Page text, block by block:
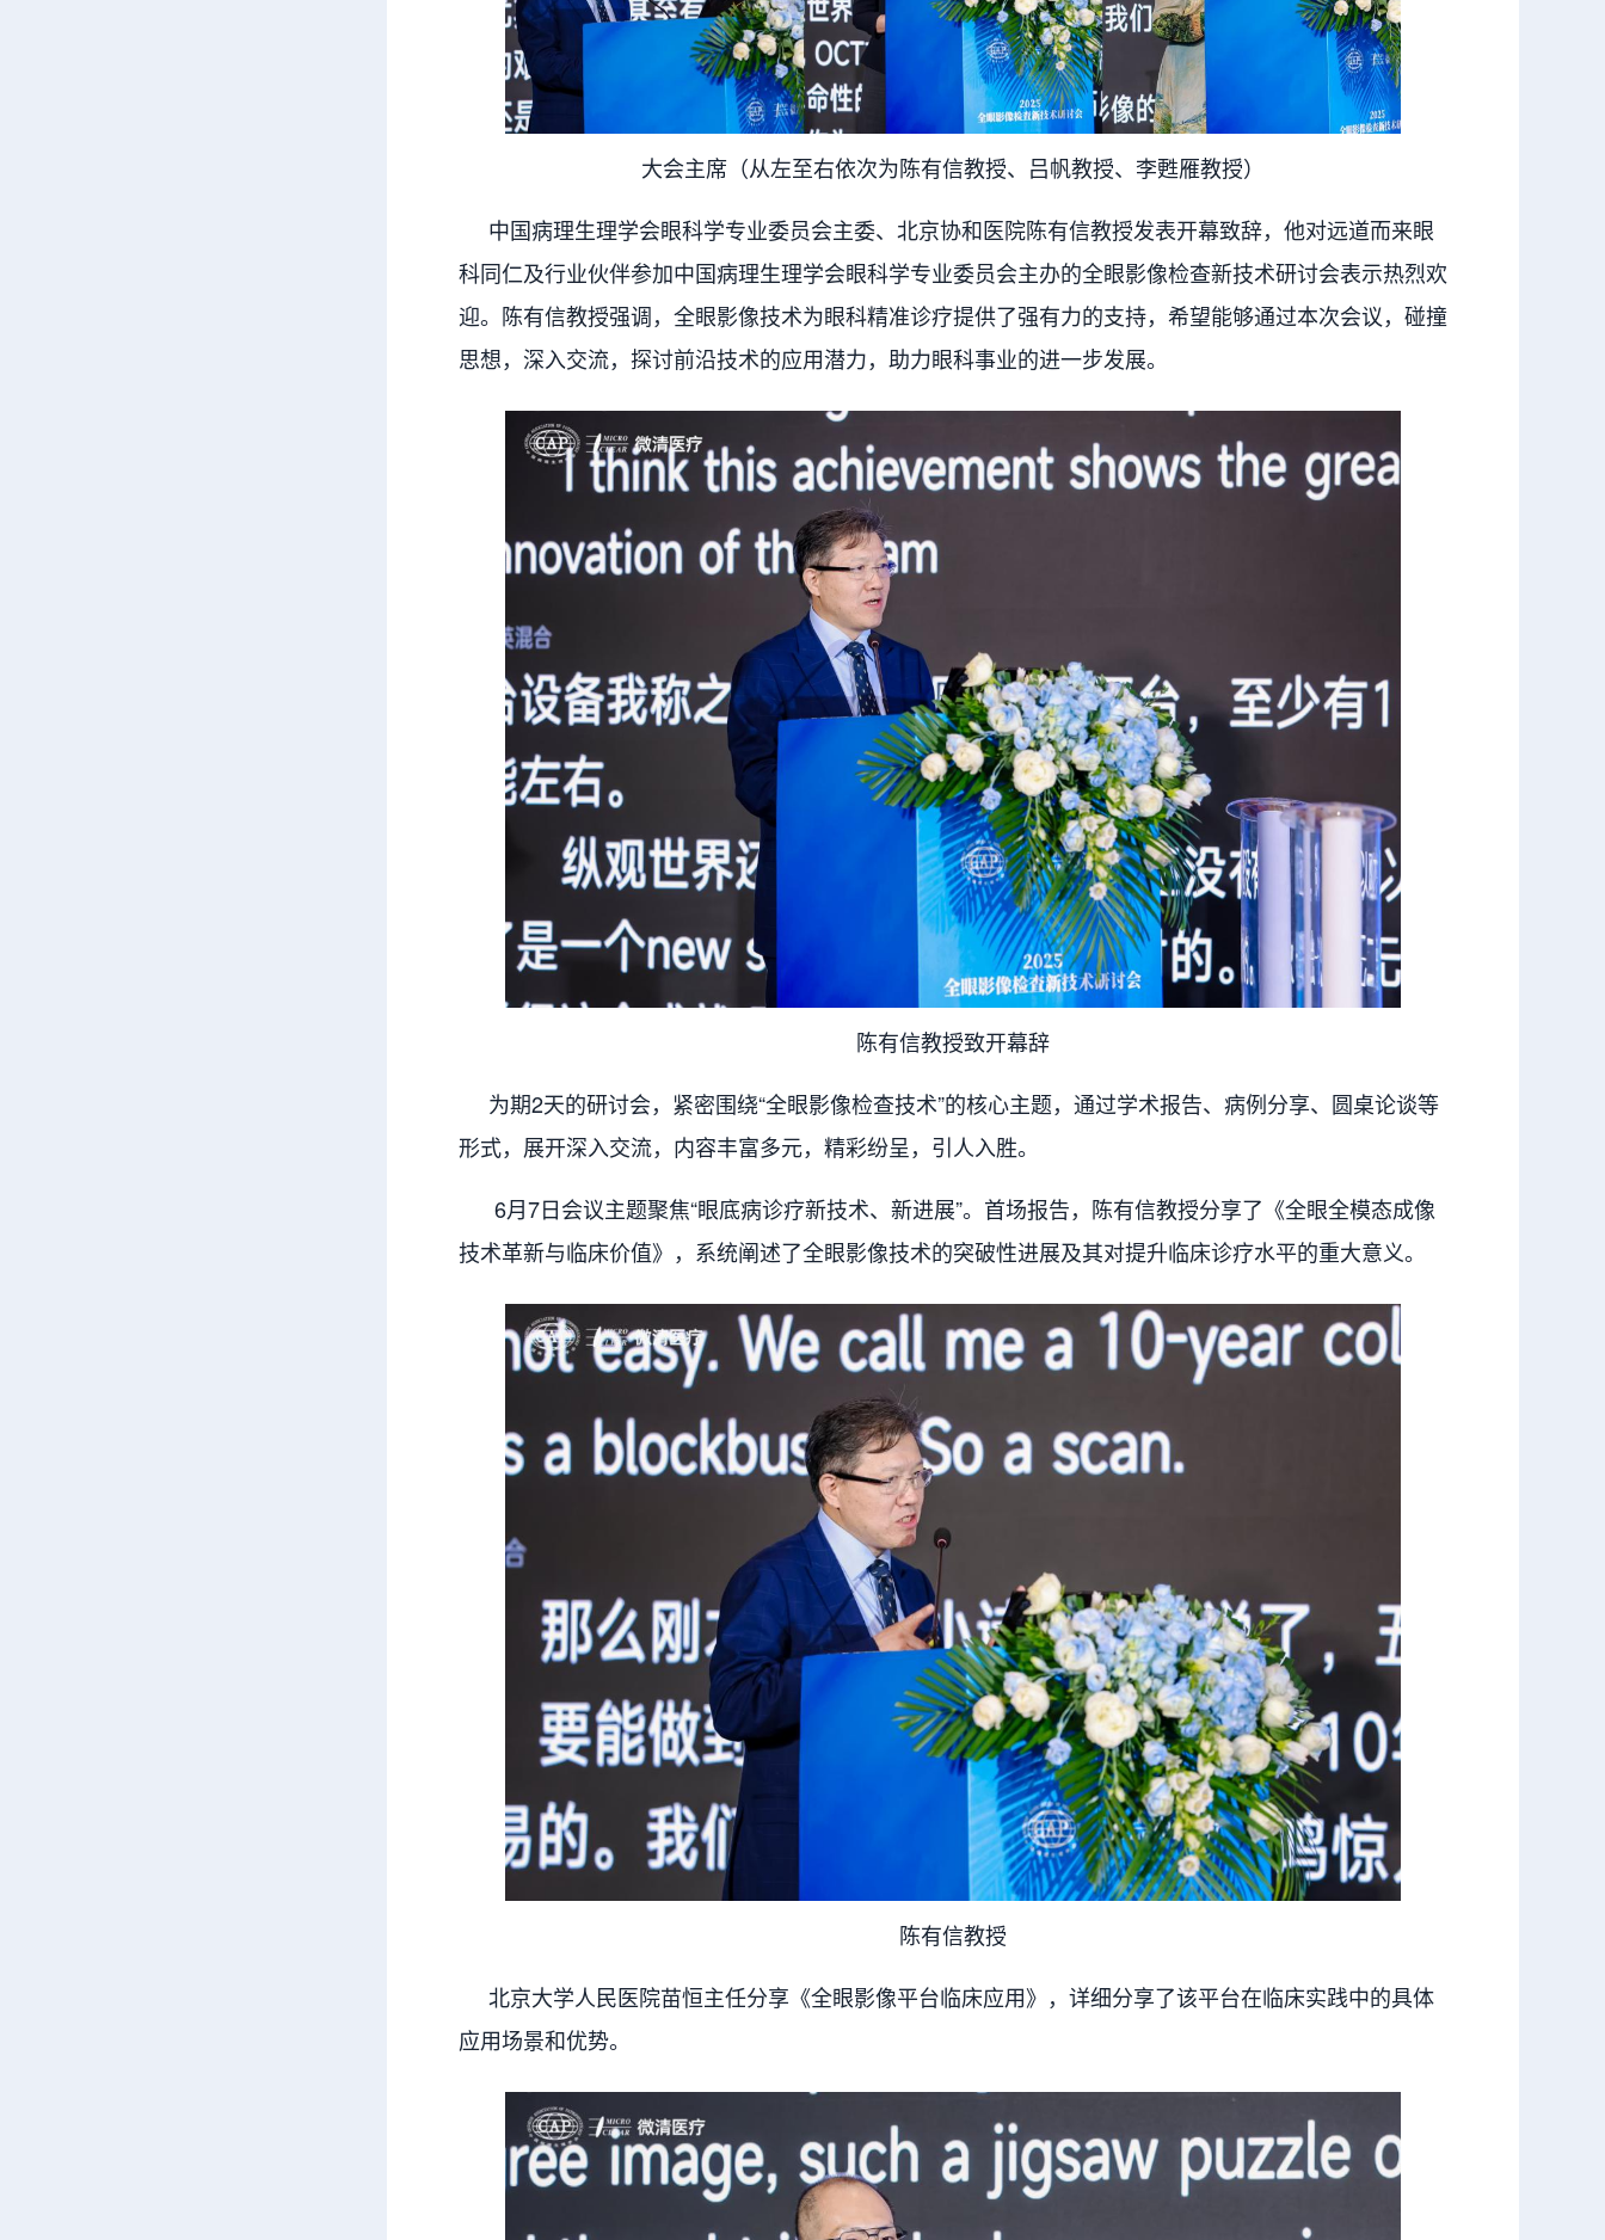
大会主席（从左至右依次为陈有信教授、吕帆教授、李甦雁教授）
中国病理生理学会眼科学专业委员会主委、北京协和医院陈有信教授发表开幕致辞，他对远道而来眼
科同仁及行业伙伴参加中国病理生理学会眼科学专业委员会主办的全眼影像检查新技术研讨会表示热烈欢
迎。陈有信教授强调，全眼影像技术为眼科精准诊疗提供了强有力的支持，希望能够通过本次会议，碰撞
思想，深入交流，探讨前沿技术的应用潜力，助力眼科事业的进一步发展。
陈有信教授致开幕辞
为期2天的研讨会，紧密围绕“全眼影像检查技术”的核心主题，通过学术报告、病例分享、圆桌论谈等
形式，展开深入交流，内容丰富多元，精彩纷呈，引人入胜。
6月7日会议主题聚焦“眼底病诊疗新技术、新进展”。首场报告，陈有信教授分享了《全眼全模态成像
技术革新与临床价值》，系统阐述了全眼影像技术的突破性进展及其对提升临床诊疗水平的重大意义。
陈有信教授
北京大学人民医院苗恒主任分享《全眼影像平台临床应用》，详细分享了该平台在临床实践中的具体
应用场景和优势。